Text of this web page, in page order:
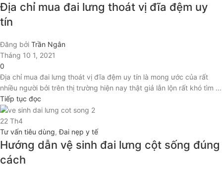
Địa chỉ mua đai lưng thoát vị đĩa đệm uy
tín
Đăng bởi Trần Ngân
Tháng 10 1, 2021
0
Địa chỉ mua đai lưng thoát vị đĩa đệm uy tín là mong ước của rất
nhiều người bởi trên thị trường hiện nay thật giả lẫn lộn rất khó tìm ...
Tiếp tục đọc
22 Th4
Tư vấn tiêu dùng,Đai nẹp y tế
Hướng dẫn vệ sinh đai lưng cột sống đúng
cách